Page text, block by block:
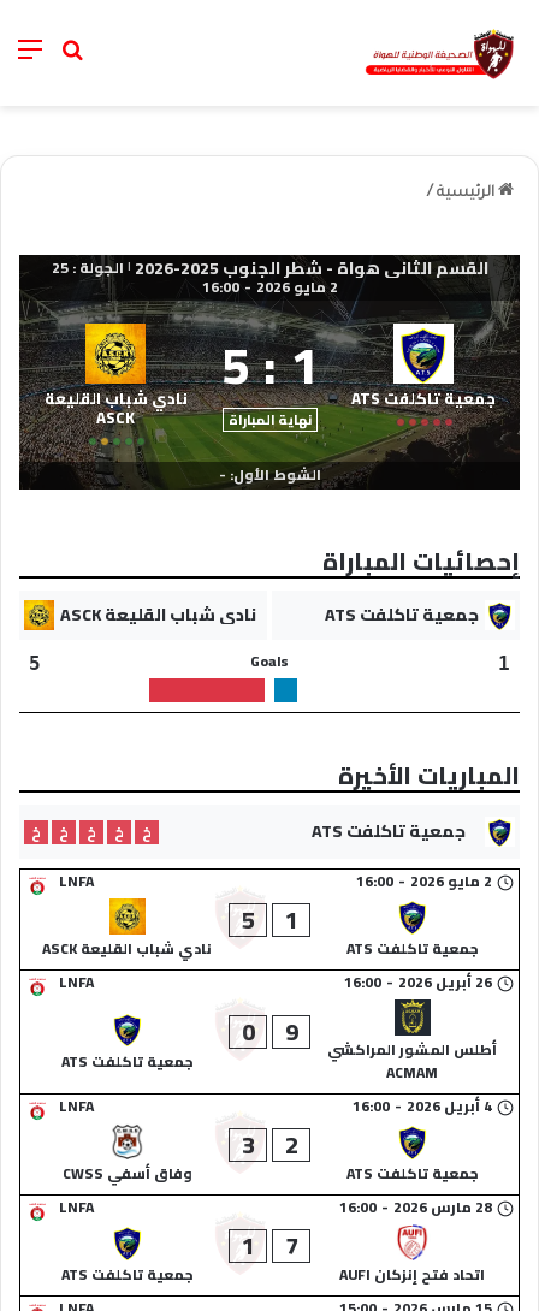
خانة
الرئيسية /
القسم الثاني هواة - شطر الجنوب 2025-2026 | الجولة : 25
2 مايو 2026 -
16:00
جمعية تاكلفت ATS 1
:
5
نهاية المباراة
نادي شباب القليعة
ASCK
الشوط الأول: -
إحصائيات المباراة
جمعية تاكلفت ATS نادي شباب القليعة ASCK
1
Goals
5
المباريات الأخيرة
جمعية تاكلفت ATS خ خ خ خ
خ
LNFA
2 مايو 2026 -
16:00
جمعية تاكلفت ATS
1
5
نادي شباب القليعة ASCK
LNFA
26 أبريل 2026 -
16:00
أطلس المشور المراكشي
ACMAM
9
0
جمعية تاكلفت ATS
LNFA
4 أبريل 2026 -
16:00
جمعية تاكلفت ATS
2
3
وفاق أسفي CWSS
LNFA
28 مارس 2026 -
16:00
اتحاد فتح إنزكان AUFI
7
1
جمعية تاكلفت ATS